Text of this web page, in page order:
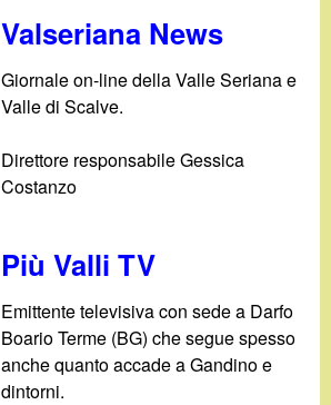
i
c
e
r
c
Valseriana News
Giornale on-line della Valle Seriana e
Valle di Scalve.
Direttore responsabile Gessica
Costanzo
Più Valli TV
Emittente televisiva con sede a Darfo
Boario Terme (BG) che segue spesso
anche quanto accade a Gandino e
dintorni.